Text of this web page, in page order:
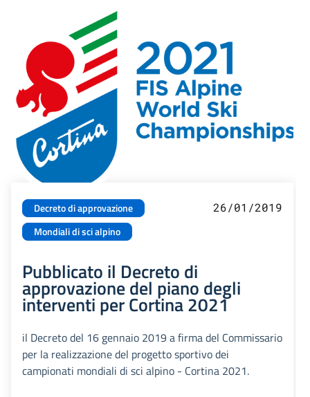
Decreto di approvazione
Mondiali di sci alpino
26/01/2019
Pubblicato il Decreto di
approvazione del piano degli
interventi per Cortina 2021
il Decreto del 16 gennaio 2019 a firma del Commissario
per la realizzazione del progetto sportivo dei
campionati mondiali di sci alpino - Cortina 2021.